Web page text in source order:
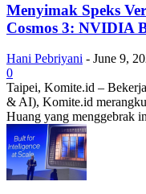
Menyimak Speks
Cosmos 3: NVIDIA
Hani Pebriyani - June 9,
0
Taipei, Komite.id –
& AI), Komite.id
Huang yang menggebrak